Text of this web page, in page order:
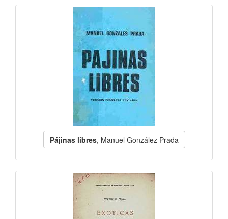
Pájinas libres, Manuel González Prada